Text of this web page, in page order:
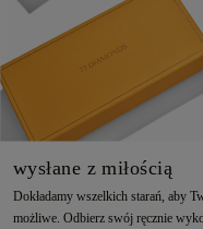
wysłane z miłością
Dokładamy wszelkich starań, aby
możliwe. Odbierz swój ręcznie